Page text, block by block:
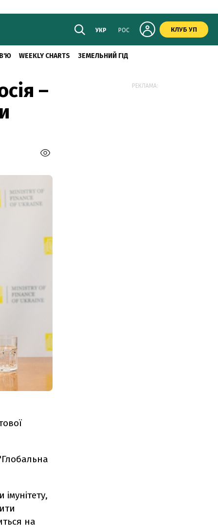
УКР РОС КЛУБ УП
WEEKLY CHARTS ЗЕМЕЛЬНИЙ ГІД
–
на
РЕКЛАМА: